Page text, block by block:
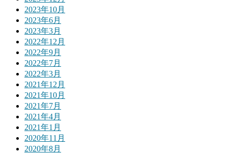
2023年10月
2023年6月
2023年3月
2022年12月
2022年9月
2022年7月
2022年3月
2021年12月
2021年10月
2021年7月
2021年4月
2021年1月
2020年11月
2020年8月